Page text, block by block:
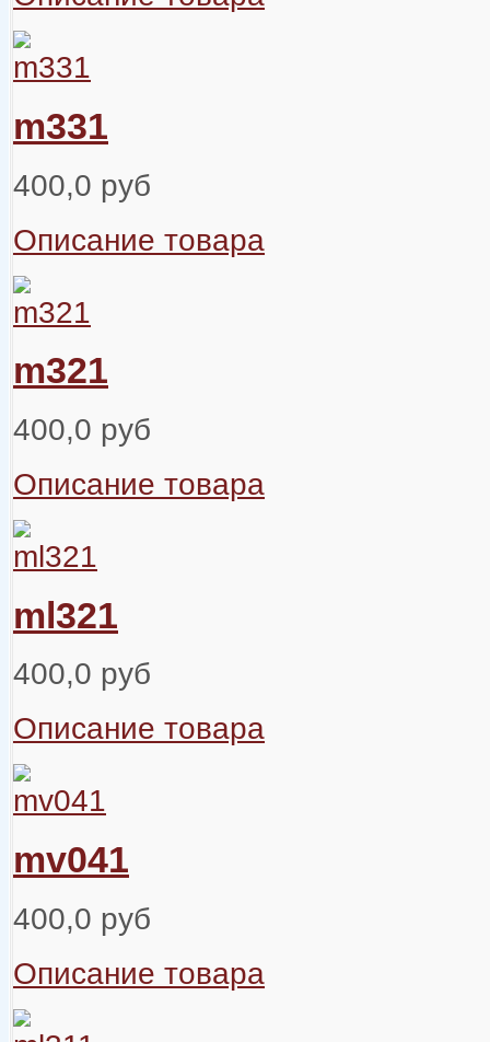
m331
400,0 руб
Описание товара
m321
400,0 руб
Описание товара
ml321
400,0 руб
Описание товара
mv041
400,0 руб
Описание товара